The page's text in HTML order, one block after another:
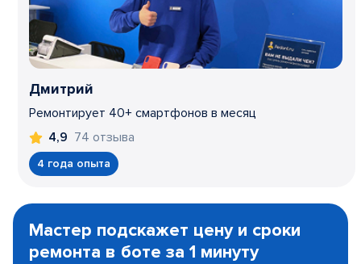
Дмитрий
Ремонтирует 40+ смартфонов в месяц
4,9 74 отзыва
4 года опыта
1
Мастер подскажет цену и сроки
ремонта в боте за 1 минуту